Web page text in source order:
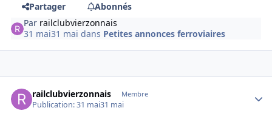
Partager
Abonnés
Par railclubvierzonnais
31 mai31 mai dans Petites annonces ferroviaires
railclubvierzonnais Membre
Publication:31 mai31 mai